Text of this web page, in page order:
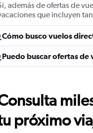
además de ofertas de
que incluyen
busco vuelos
buscar ofertas de
próximo